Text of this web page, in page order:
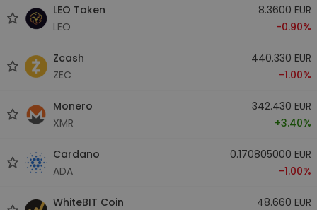
LEO Token
LEO
8.3600 EUR
-0.90%
Zcash
ZEC
440.330 EUR
-1.00%
Monero
XMR
342.430 EUR
+3.40%
Cardano
ADA
0.170805000 EUR
-1.00%
WhiteBIT Coin
48.660 EUR